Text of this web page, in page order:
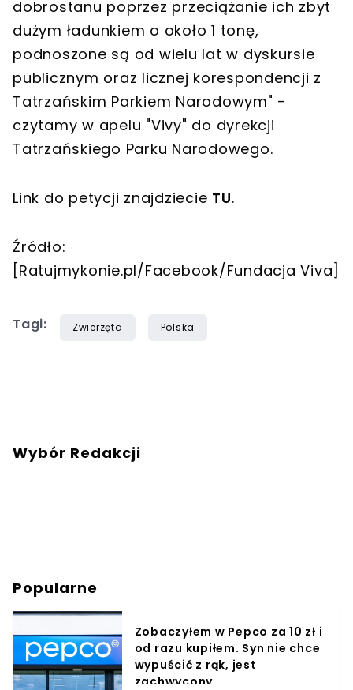
dobrostanu poprzez przeciążanie ich zbyt
dużym ładunkiem o około 1 tonę,
podnoszone są od wielu lat w dyskursie
publicznym oraz licznej korespondencji z
Tatrzańskim Parkiem Narodowym" -
czytamy w apelu "Vivy" do dyrekcji
Tatrzańskiego Parku Narodowego.
Link do petycji znajdziecie TU.
Źródło:
[Ratujmykonie.pl/Facebook/Fundacja Viva]
Tagi: Zwierzęta Polska
Wybór Redakcji
Popularne
Zobaczyłem w Pepco za 10 zł i
od razu kupiłem. Syn nie chce
wypuścić z rąk, jest
zachwycony